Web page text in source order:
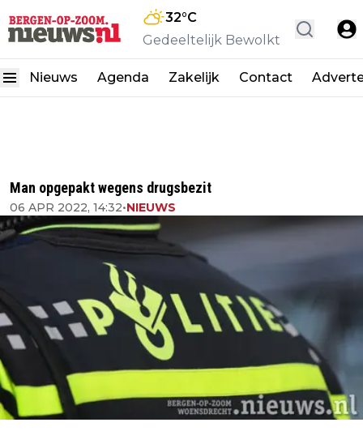
32°C
Gedeeltelijk Bewolkt
Nieuws Agenda Zakelijk Contact
Man opgepakt wegens drugsbezit
06 APR 2022, 14:32•NIEUWS